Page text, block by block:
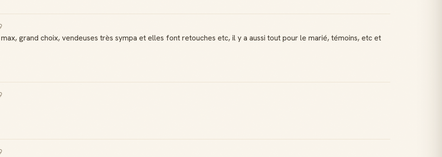
grand choix, vendeuses très sympa et elles font retouches etc, il y a aussi tout pour le marié, témoins, etc et